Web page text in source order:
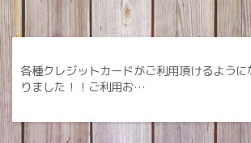
各種クレジットカードがご利用頂けるように
りました！！ご利用お…